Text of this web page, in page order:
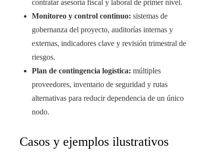
contratar asesoría fiscal y laboral de primer nivel.
Monitoreo y control continuo: sistemas de
gobernanza del proyecto, auditorías internas y
externas, indicadores clave y revisión trimestral de
riesgos.
Plan de contingencia logística: múltiples
proveedores, inventario de seguridad y rutas
alternativas para reducir dependencia de un único
nodo.
Casos y ejemplos ilustrativos